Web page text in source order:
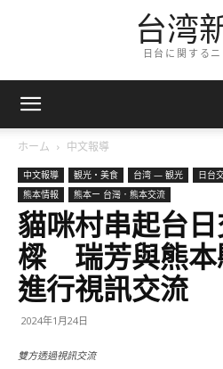
台湾
日台に関するニ
ホーム 中文報導
中文報導 観光・美食 台湾 — 観光 日台
熊本情報
熊本ー 台灣．熊本交流
貓咪村串起台
樑 瑞芳與熊本
進行視訊交流
2024年1月24日
雙方透過視訊交流